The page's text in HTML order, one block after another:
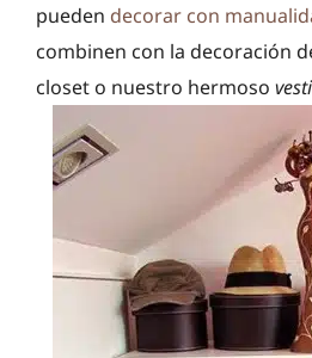
pueden decorar con
combinen con la decoración
closet o nuestro hermoso